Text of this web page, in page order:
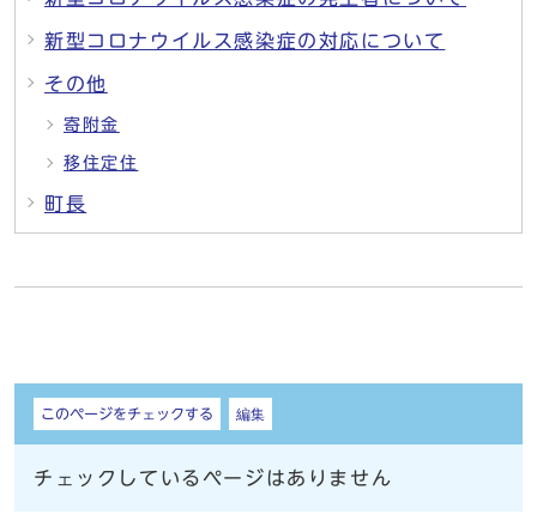
新型コロナウイルス感染症の対応について
その他
寄附金
移住定住
町長
しおり
このページをチェックする 編集
チェックしているページはありません